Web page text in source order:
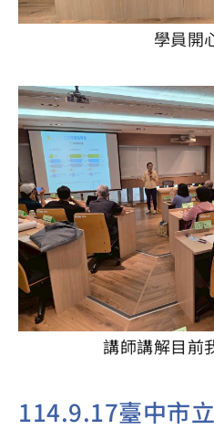
學員開
講師講解目前
114.9.17臺中市